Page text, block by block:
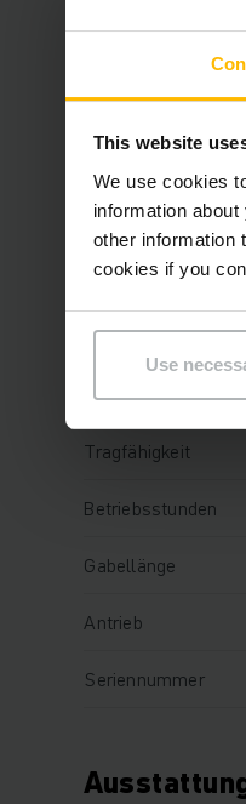
This website
We use cookies
information
other information
cookies if you
Use
Der
Batterie
Ladegerät
Baujahr
Tragfähigkeit
Betriebsstunden
Gabellänge
Antrieb
Seriennummer